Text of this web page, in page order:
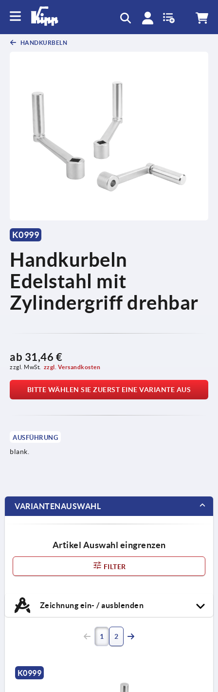
HANDKURBELN
K0999
Handkurbeln
Edelstahl mit
Zylindergriff drehbar
ab 31,46 €
zzgl. MwSt. zzgl. Versandkosten
BITTE WÄHLEN SIE ZUERST EINE VARIANTE AUS
AUSFÜHRUNG
blank.
VARIANTENAUSWAHL
Artikel Auswahl eingrenzen
FILTER
Zeichnung ein- / ausblenden
1 2
K0999